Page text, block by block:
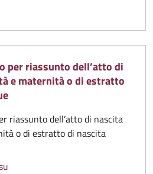
per riassunto dell’atto di
e maternità o di estratto
riassunto dell’atto di nascita
o di estratto di nascita